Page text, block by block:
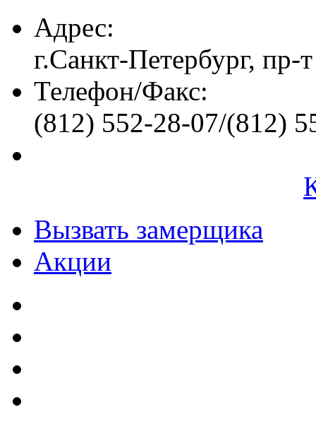
Адрес:
г.Санкт-Петербург, пр-
Телефон/Факс:
(812) 552-28-07/(812)
Вызвать замерщика
Акции